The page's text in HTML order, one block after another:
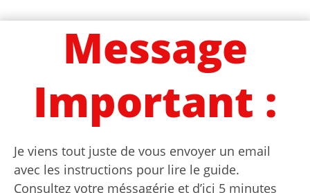
Message
Important :
Je viens tout juste de vous envoyer un email
avec les instructions pour lire le guide.
Consultez votre méssagérie et d’ici 5 minutes